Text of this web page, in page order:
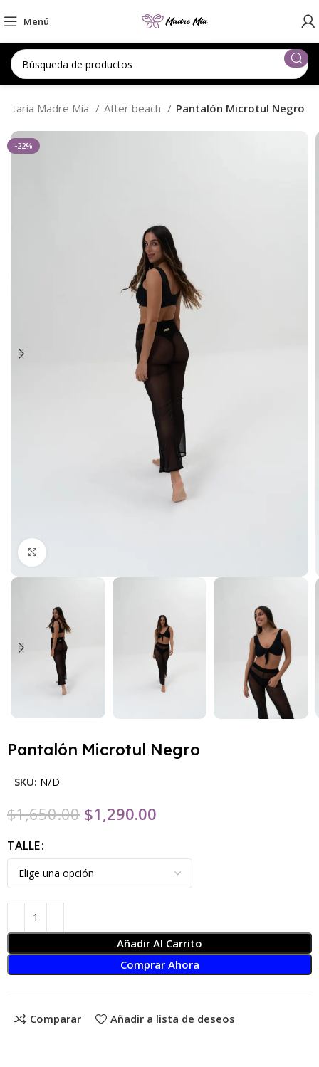
Menú
Madre Mia After beach Pantalón Microtul Negro
-22%
Pantalón Microtul Negro
SKU: N/D
$1,650.00 $1,290.00
TALLE
Añadir Al Carrito
Comprar Ahora
Comparar Añadir a lista de deseos